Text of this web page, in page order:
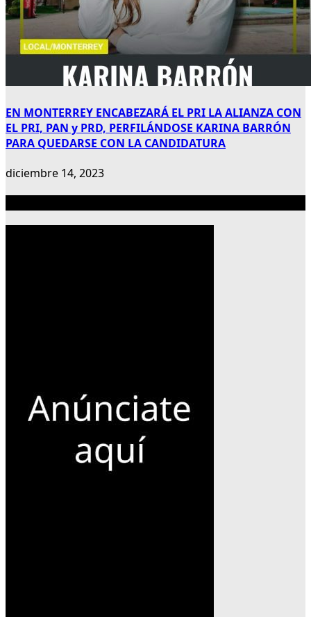
EN MONTERREY ENCABEZARÁ EL PRI LA ALIANZA CON
EL PRI, PAN y PRD, PERFILÁNDOSE KARINA BARRÓN
PARA QUEDARSE CON LA CANDIDATURA
diciembre 14, 2023